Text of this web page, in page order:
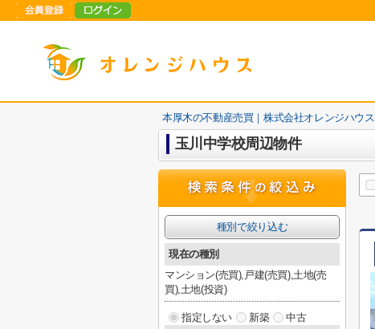
本厚木の不動産売買｜株式会社オレンジハウス
玉川中学校周辺物件
種別で絞り込む
現在の種別
マンション(売買),戸建(売買),土地(売
買),土地(投資)
指定しない 新築
中古